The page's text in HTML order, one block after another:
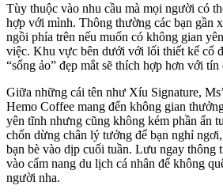
Tùy thuộc vào nhu cầu mà mọi người có
hợp với mình. Thông thường các bạn gần
ngồi phía trên nếu muốn có không gian
việc. Khu vực bên dưới với lối thiết kế cổ
“sống ảo” đẹp mắt sẽ thích hợp hơn với tín
Giữa những cái tên như Xíu Signature,
Hemo Coffee mang đến không gian
yên tĩnh nhưng cũng không kém phần ấn
chốn dừng chân lý tưởng để bạn nghỉ
bạn bè vào dịp cuối tuần. Lưu ngay thông
vào cẩm nang du lịch cá nhân để không
người nha.